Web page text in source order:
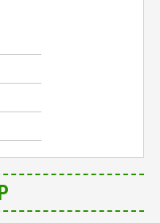
đầu
toàn được không?
nhỏ lại
nhanh nhất